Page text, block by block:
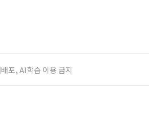
포, AI학습 이용 금지